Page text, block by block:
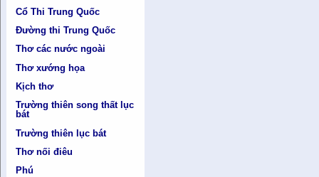
Cổ Thi Trung Quốc
Đường thi Trung Quốc
Thơ các nước ngoài
Thơ xướng họa
Kịch thơ
Trường thiên song thất lục
bát
Trường thiên lục bát
Thơ nối điêu
Phú